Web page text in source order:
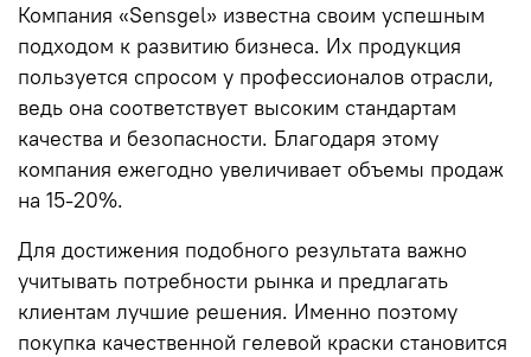
Компания «Sensgel» известна своим успешным
подходом к развитию бизнеса. Их продукция
пользуется спросом у профессионалов отрасли,
ведь она соответствует высоким стандартам
качества и безопасности. Благодаря этому
компания ежегодно увеличивает объемы продаж
на 15-20%.
Для достижения подобного результата важно
учитывать потребности рынка и предлагать
клиентам лучшие решения. Именно поэтому
покупка качественной гелевой краски становится